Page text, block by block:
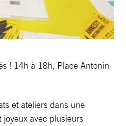
! 14h à 18h, Place Antonin
et ateliers dans une
joyeux avec plusieurs